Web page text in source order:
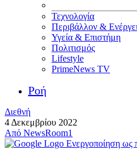
Τεχνολογία
Περιβάλλον &
Υγεία & Επιστήμη
Πολιτισμός
Lifestyle
PrimeNews TV
Ροή
Διεθνή
4 Δεκεμβρίου 2022
Από NewsRoom1
Ενεργοποίηση ως